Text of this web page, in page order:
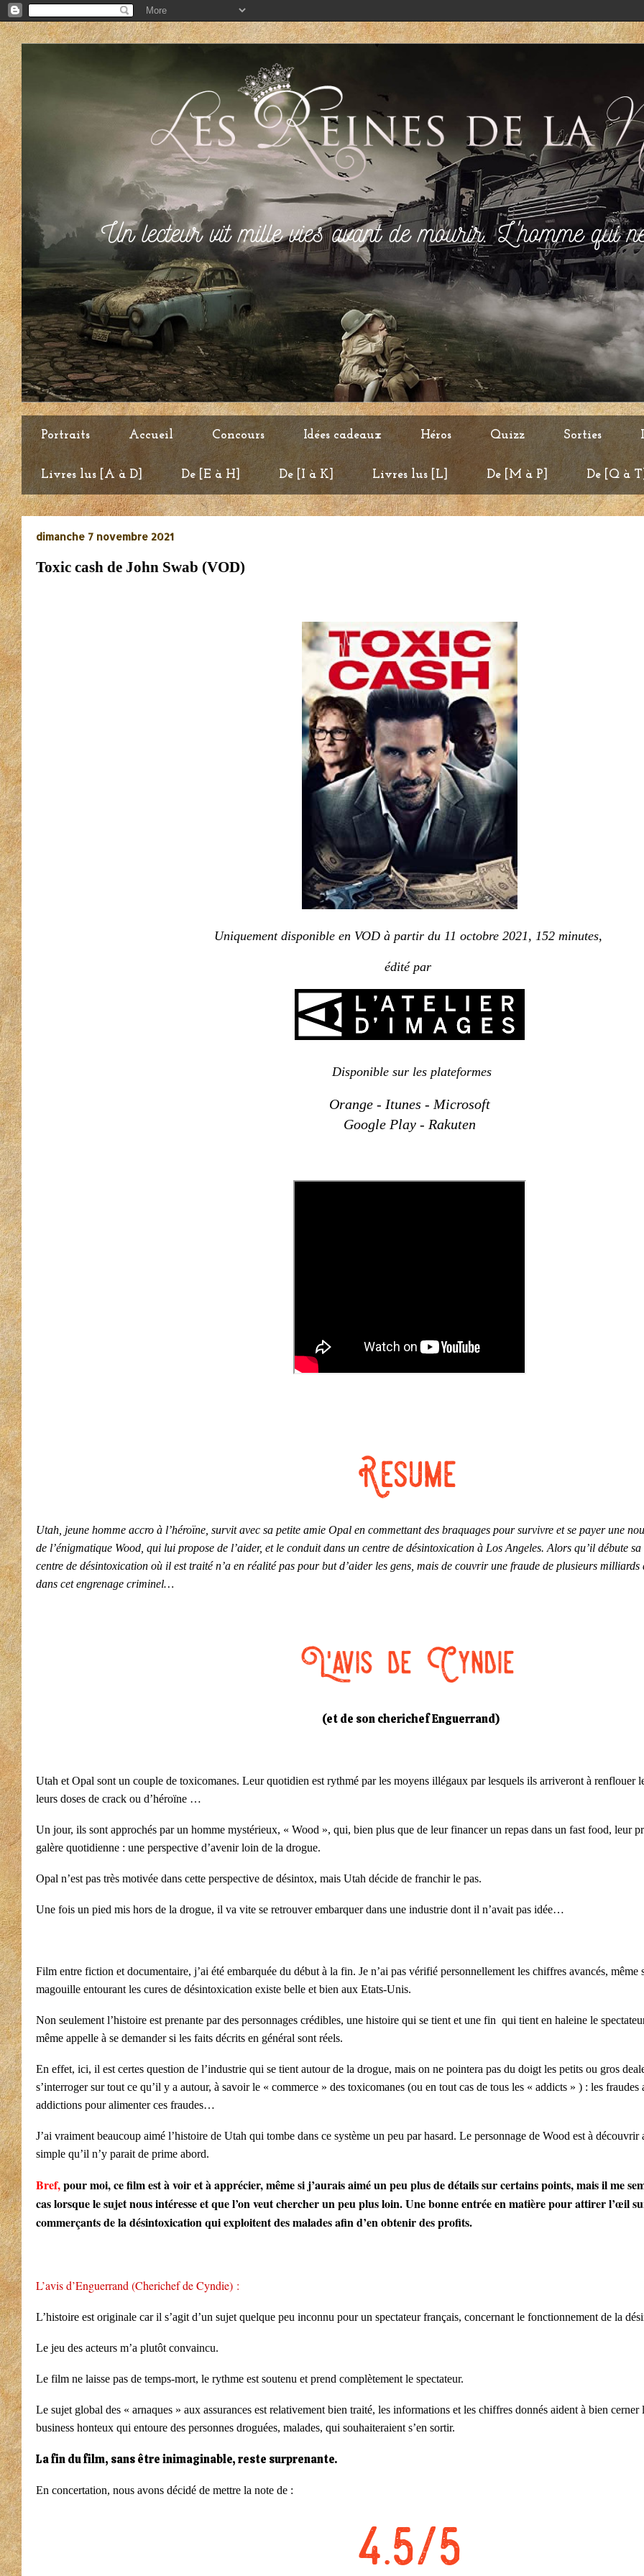
Portraits Accueil Concours Idées cadeaux Héros Quizz Sorties
Livres lus [A à D] De [E à H] De [I à K] Livres lus [L] De [M à P] De [Q à T]
dimanche 7 novembre 2021
Toxic cash de John Swab (VOD)
Uniquement disponible en VOD à partir du 11 octobre 2021, 152 minutes,
édité par
Disponible sur les plateformes
Orange - Itunes - Microsoft
Google Play - Rakuten
Utah, jeune homme accro à l’héroïne, survit avec sa petite amie Opal en commettant des braquages pour survivre et se payer une
de l’énigmatique Wood, qui lui propose de l’aider, et le conduit dans un centre de désintoxication à Los Angeles. Alors qu’il débute
centre de désintoxication où il est traité n’a en réalité pas pour but d’aider les gens, mais de couvrir une fraude de plusieurs
dans cet engrenage criminel…
(et de son cherichef Enguerrand)
Utah et Opal sont un couple de toxicomanes. Leur quotidien est rythmé par les moyens illégaux par lesquels ils arriveront à renflouer
leurs doses de crack ou d’héroïne …
Un jour, ils sont approchés par un homme mystérieux, « Wood », qui, bien plus que de leur financer un repas dans un fast food, leur
galère quotidienne : une perspective d’avenir loin de la drogue.
Opal n’est pas très motivée dans cette perspective de désintox, mais Utah décide de franchir le pas.
Une fois un pied mis hors de la drogue, il va vite se retrouver embarquer dans une industrie dont il n’avait pas idée…
Film entre fiction et documentaire, j’ai été embarquée du début à la fin. Je n’ai pas vérifié personnellement les chiffres avancés, même
magouille entourant les cures de désintoxication existe belle et bien aux Etats-Unis.
Non seulement l’histoire est prenante par des personnages crédibles, une histoire qui se tient et une fin qui tient en haleine le
même appelle à se demander si les faits décrits en général sont réels.
En effet, ici, il est certes question de l’industrie qui se tient autour de la drogue, mais on ne pointera pas du doigt les petits ou gros
s’interroger sur tout ce qu’il y a autour, à savoir le « commerce » des toxicomanes (ou en tout cas de tous les « addicts » ) : les fraudes
addictions pour alimenter ces fraudes…
J’ai vraiment beaucoup aimé l’histoire de Utah qui tombe dans ce système un peu par hasard. Le personnage de Wood est à découvrir
simple qu’il n’y parait de prime abord.
Bref,pour moi, ce film est à voir et à apprécier, même si j’aurais aimé un peu plus de détails sur certains points, mais il me
cas lorsque le sujet nous intéresse et que l’on veut chercher un peu plus loin. Une bonne entrée en matière pour attirer l’œil
commerçants de la désintoxication qui exploitent des malades afin d’en obtenir des profits.
L’avis d’Enguerrand (Cherichef de Cyndie) :
L’histoire est originale car il s’agit d’un sujet quelque peu inconnu pour un spectateur français, concernant le fonctionnement de la
Le jeu des acteurs m’a plutôt convaincu.
Le film ne laisse pas de temps-mort, le rythme est soutenu et prend complètement le spectateur.
Le sujet global des « arnaques » aux assurances est relativement bien traité, les informations et les chiffres donnés aident à bien
business honteux qui entoure des personnes droguées, malades, qui souhaiteraient s’en sortir.
La fin du film, sans être inimaginable, reste surprenante.
En concertation, nous avons décidé de mettre la note de :